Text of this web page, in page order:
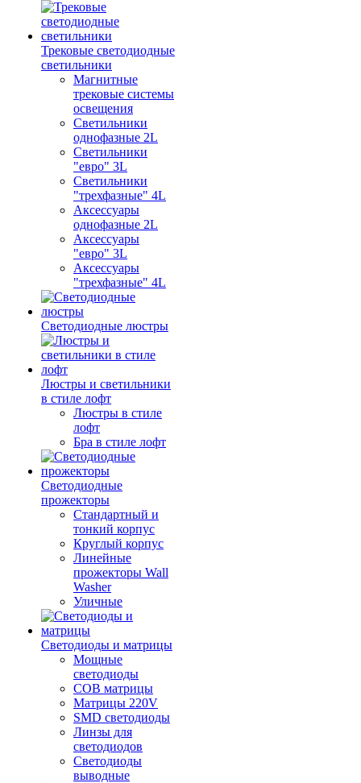
Трековые светодиодные
светильники
Магнитные
трековые системы
освещения
Светильники
однофазные 2L
Светильники
"евро" 3L
Светильники
"трехфазные" 4L
Аксессуары
однофазные 2L
Аксессуары
"евро" 3L
Аксессуары
"трехфазные" 4L
Светодиодные люстры
Люстры и светильники
в стиле лофт
Люстры в стиле
лофт
Бра в стиле лофт
Светодиодные
прожекторы
Стандартный и
тонкий корпус
Круглый корпус
Линейные
прожекторы Wall
Washer
Уличные
Светодиоды и матрицы
Мощные
светодиоды
COB матрицы
Матрицы 220V
SMD светодиоды
Линзы для
светодиодов
Светодиоды
выводные